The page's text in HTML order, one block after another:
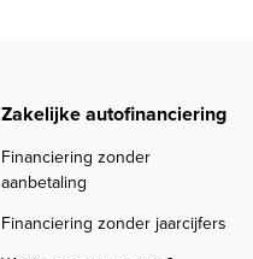
Zakelijke autofinanciering
Financiering zonder
aanbetaling
Financiering zonder jaarcijfers